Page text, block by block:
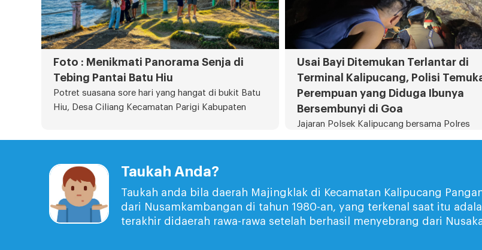
Foto : Menikmati Panorama Senja di
Tebing Pantai Batu Hiu
Potret suasana sore hari yang hangat di bukit Batu
Hiu, Desa Ciliang Kecamatan Parigi Kabupaten
Usai Bayi Ditemukan Terlantar di
Terminal Kalipucang, Polisi
Perempuan yang Diduga Ibunya
Bersembunyi di Goa
Jajaran Polsek Kalipucang bersama Polres
Pangandaran dan sejumlah instansi terkait
Taukah Anda?
Taukah anda bila daerah Majingklak di Kecamatan Kalipucang
dari Nusamkambangan di tahun 1980-an, yang terkenal saat itu
terakhir didaerah rawa-rawa setelah berhasil menyebrang dari